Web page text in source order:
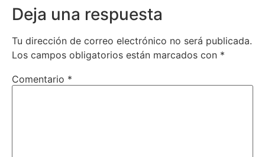
Deja una respuesta
Tu dirección de correo electrónico no será publicada.
Los campos obligatorios están marcados con *
Comentario *